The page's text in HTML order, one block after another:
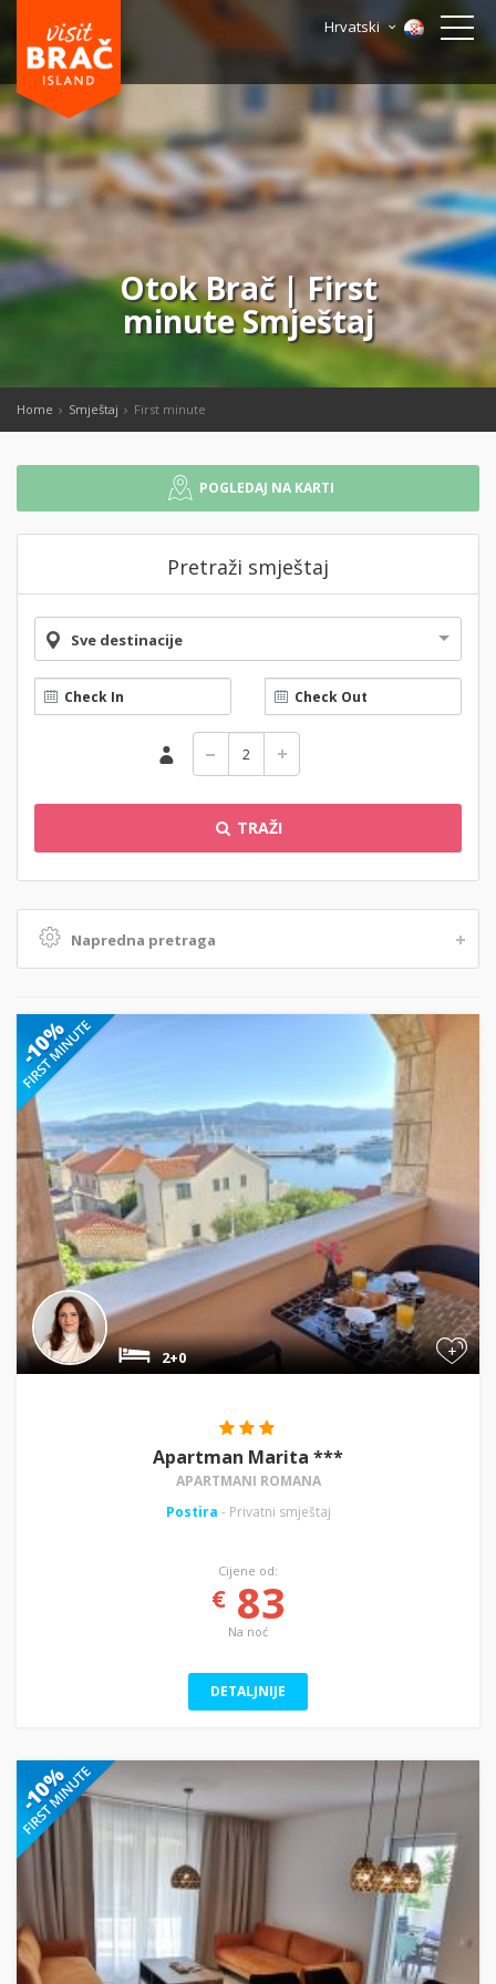
Hrvatski
Otok Brač | First
minute Smještaj
Home Smještaj First minute
POGLEDAJ NA KARTI
Pretraži smještaj
Sve destinacije
TRAŽI
Napredna pretraga
+
2+0
Apartman Marita ***
APARTMANI ROMANA
Postira - Privatni smještaj
Cijene od:
€83
Na noć
DETALJNIJE